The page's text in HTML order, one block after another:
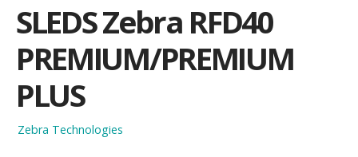
SLEDS Zebra RFD40
PREMIUM/PREMIUM
PLUS
Zebra Technologies